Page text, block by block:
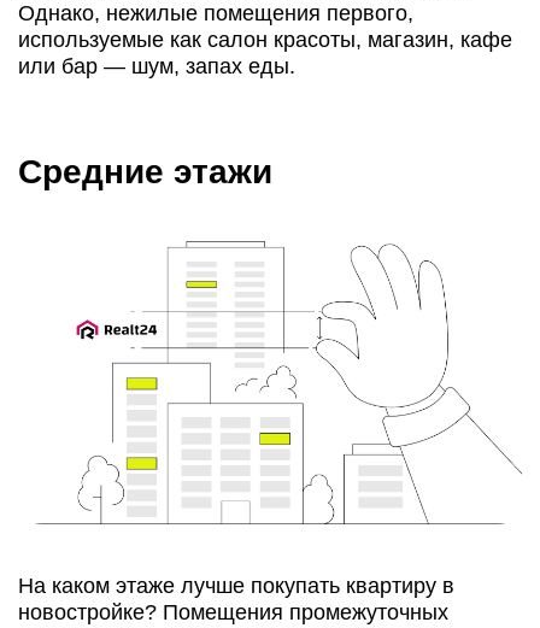
Однако, нежилые помещения первого,
используемые как салон красоты, магазин, кафе
или бар — шум, запах еды.
Средние этажи
На каком этаже лучше покупать квартиру в
новостройке? Помещения промежуточных